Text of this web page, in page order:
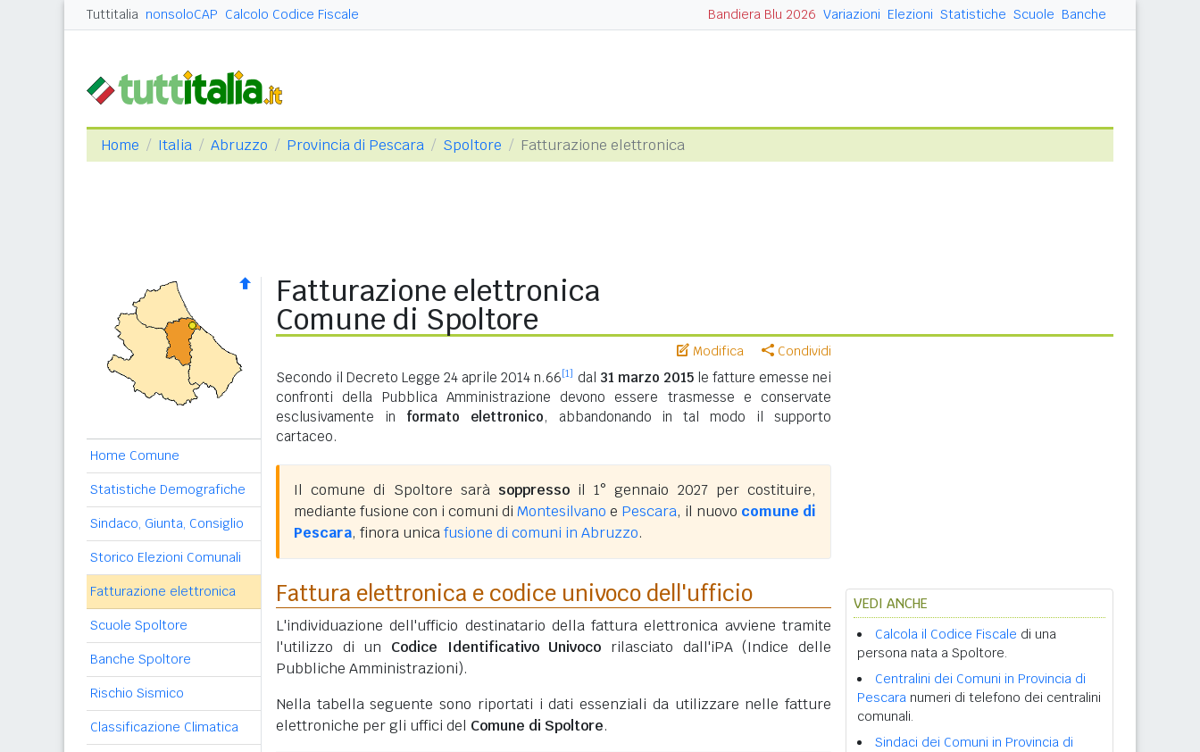
Tuttitalia nonsoloCAP Calcolo Codice Fiscale Bandiera Blu 2026 Variazioni Elezioni Statistiche Scuole Banche
Home Italia Abruzzo Provincia di Pescara Spoltore Fatturazione elettronica
Home Comune
Statistiche Demografiche
Sindaco, Giunta, Consiglio
Storico Elezioni Comunali
Fatturazione elettronica
Scuole Spoltore
Banche Spoltore
Rischio Sismico
Classificazione Climatica
Fatturazione elettronica
Comune di Spoltore
Modifica Condividi
Secondo il Decreto Legge 24 aprile 2014 n.66[1] dal 31 marzo 2015le fatture emesse nei
confronti della Pubblica Amministrazione devono essere trasmesse e conservate
esclusivamente in formato elettronico, abbandonando in tal modo il supporto
cartaceo.
Il comune di Spoltore sarà soppressoil 1° gennaio 2027 per costituire,
mediante fusione con i comuni di Montesilvano e Pescara, il nuovo comune di
Pescara, finora unicafusione di comuni in Abruzzo.
Fattura elettronica e codice univoco dell'ufficio
L'individuazione dell'ufficio destinatario della fattura elettronica avviene tramite
l'utilizzo di un Codice Identificativo Univoco rilasciato dall'iPA (Indice delle
Pubbliche Amministrazioni).
Nella tabella seguente sono riportati i dati essenziali da utilizzare nelle fatture
elettroniche per gli uffici del Comune di Spoltore.
VEDI ANCHE
Calcola il Codice Fiscale di una
persona nata a Spoltore.
Centralini dei Comuni in Provincia di
Pescara numeri di telefono dei centralini
comunali.
Sindaci dei Comuni in Provincia di